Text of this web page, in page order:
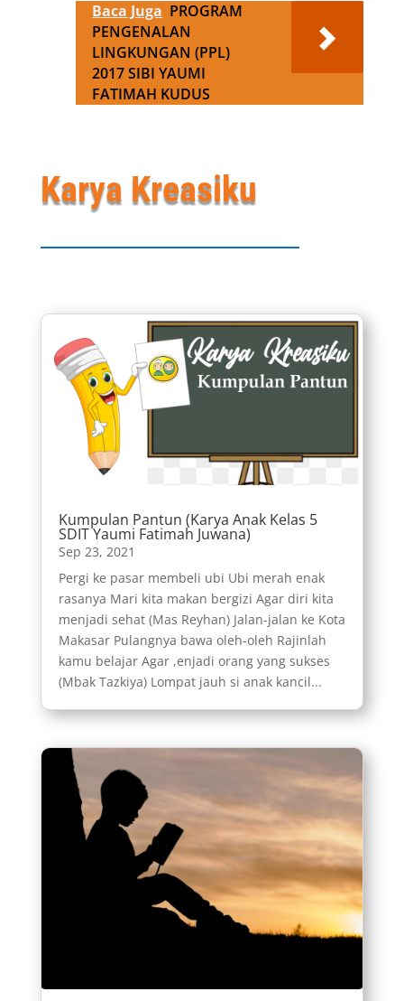
Baca Juga PROGRAM
PENGENALAN
LINGKUNGAN (PPL)
2017 SIBI YAUMI
FATIMAH KUDUS
Karya Kreasiku
Kumpulan Pantun (Karya Anak Kelas 5
SDIT Yaumi Fatimah Juwana)
Sep 23, 2021
Pergi ke pasar membeli ubi Ubi merah enak
rasanya Mari kita makan bergizi Agar diri kita
menjadi sehat (Mas Reyhan) Jalan-jalan ke Kota
Makasar Pulangnya bawa oleh-oleh Rajinlah
kamu belajar Agar ,enjadi orang yang sukses
(Mbak Tazkiya) Lompat jauh si anak kancil...